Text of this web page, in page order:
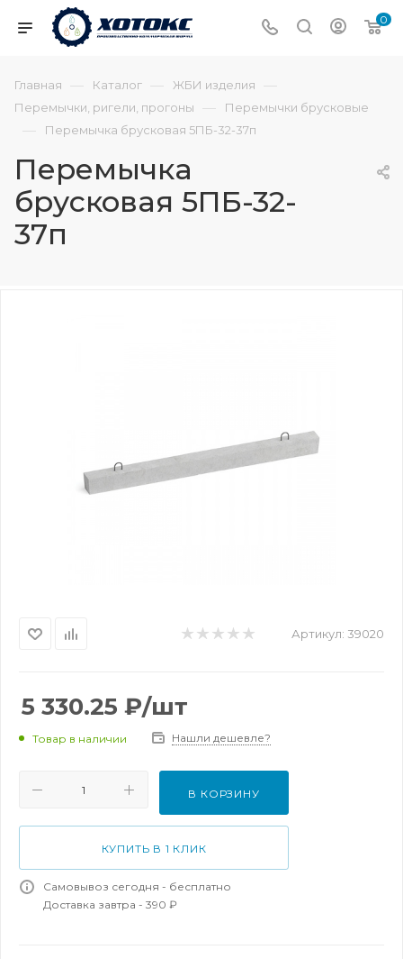
0
Главная — Каталог — ЖБИ изделия —
Перемычки, ригели, прогоны — Перемычки брусковые
— Перемычка брусковая 5ПБ-32-37п
Перемычка
брусковая 5ПБ-32-
37п
Артикул: 39020
5 330.25 ₽/шт
Товар в наличии Нашли дешевле?
В КОРЗИНУ
КУПИТЬ В 1 КЛИК
Самовывоз сегодня - бесплатно
Доставка завтра - 390 ₽